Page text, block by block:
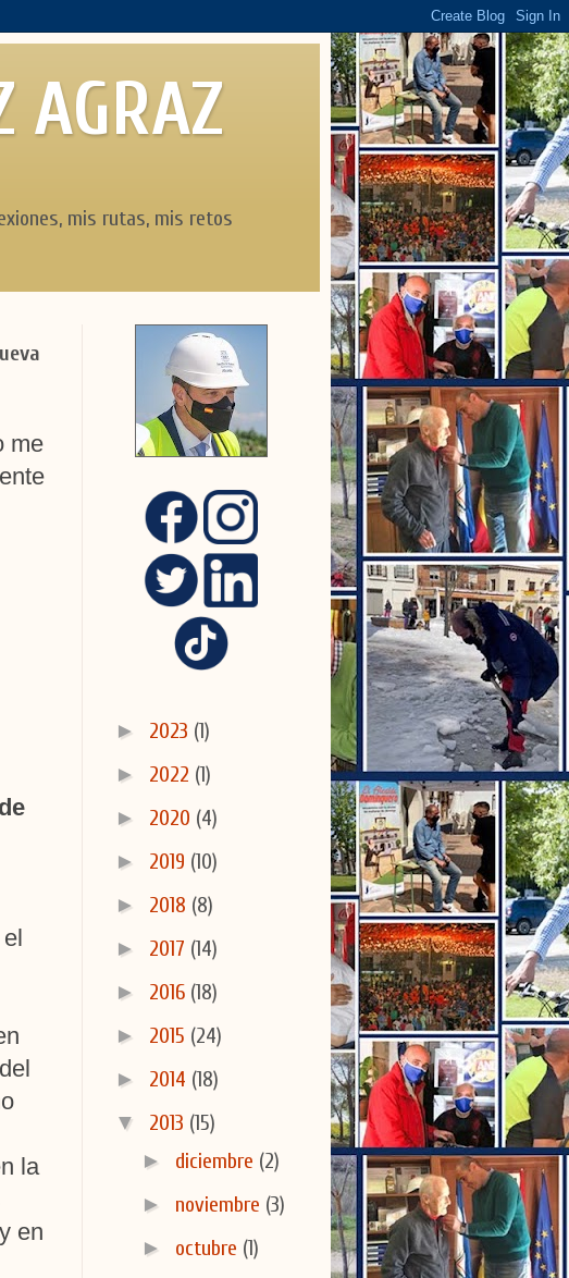
AGRAZ
mis rutas, mis retos
me
la
en
3/13
► 2023 (1)
► 2022 (1)
► 2020 (4)
► 2019 (10)
► 2018 (8)
► 2017 (14)
► 2016 (18)
► 2015 (24)
► 2014 (18)
▼ 2013 (15)
► diciembre (2)
► noviembre (3)
► octubre (1)